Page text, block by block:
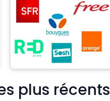
plus récents